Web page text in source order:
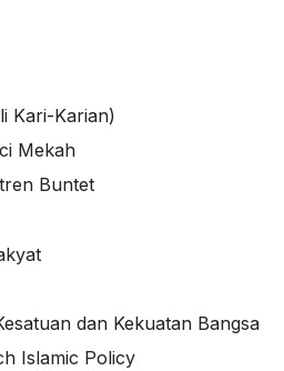
Kari-Karian)
Mekah
Buntet
dan Kekuatan Bangsa
Islamic Policy